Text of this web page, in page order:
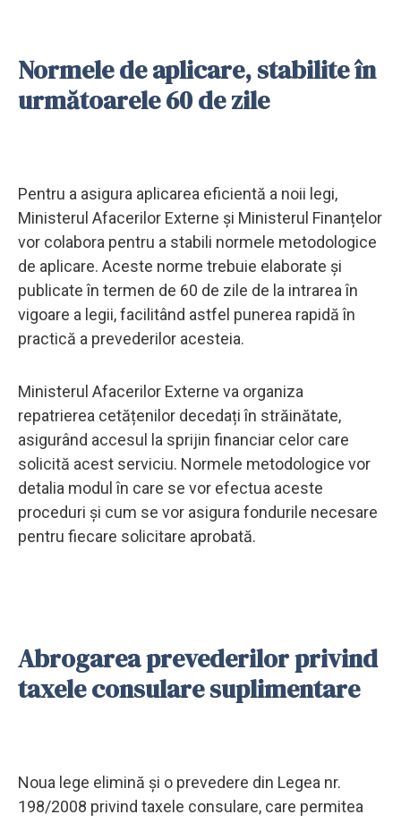
Normele de aplicare, stabilite în
următoarele 60 de zile
Pentru a asigura aplicarea eficientă a noii legi,
Ministerul Afacerilor Externe și Ministerul Finanțelor
vor colabora pentru a stabili normele metodologice
de aplicare. Aceste norme trebuie elaborate și
publicate în termen de 60 de zile de la intrarea în
vigoare a legii, facilitând astfel punerea rapidă în
practică a prevederilor acesteia.
Ministerul Afacerilor Externe va organiza
repatrierea cetățenilor decedați în străinătate,
asigurând accesul la sprijin financiar celor care
solicită acest serviciu. Normele metodologice vor
detalia modul în care se vor efectua aceste
proceduri și cum se vor asigura fondurile necesare
pentru fiecare solicitare aprobată.
Abrogarea prevederilor privind
taxele consulare suplimentare
Noua lege elimină și o prevedere din Legea nr.
198/2008 privind taxele consulare, care permitea